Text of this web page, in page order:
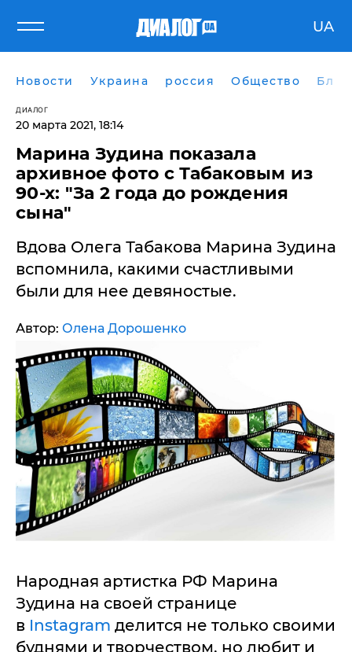
UA
Новости Украина россия Общество
ДИАЛОГ
20 марта 2021, 18:14
Марина Зудина показала
архивное фото с Табаковым из
90-х: "За 2 года до рождения
сына"
Вдова Олега Табакова Марина Зудина
вспомнила, какими счастливыми
были для нее девяностые.
Автор: Олена Дорошенко
Народная артистка РФ Марина
Зудина на своей странице
в Instagram делится не только своими
буднями и творчеством, но любит и